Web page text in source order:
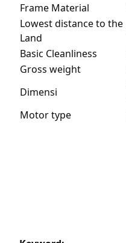
Frame Material
Lowest distance to the
Land
Basic Cleanliness
Gross weight
Dimensi
Motor type